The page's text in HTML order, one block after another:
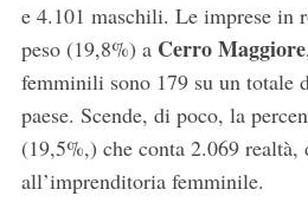
e 4.101 maschili. Le imprese in
peso (19,8%) a Cerro Maggiore
femminili sono 179 su un totale
paese. Scende, di poco, la
(19,5%,) che conta 2.069
all’imprenditoria femminile.